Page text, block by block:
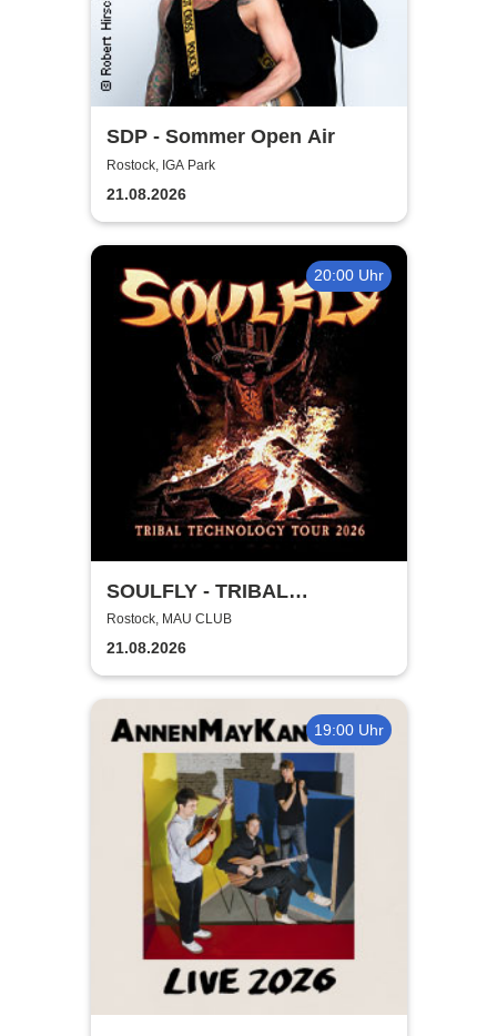
SDP - Sommer Open Air
Rostock, IGA Park
21.08.2026
20:00 Uhr
SOULFLY - TRIBAL
TECHNOLOGY TOUR 2026
Rostock, MAU CLUB
21.08.2026
19:00 Uhr